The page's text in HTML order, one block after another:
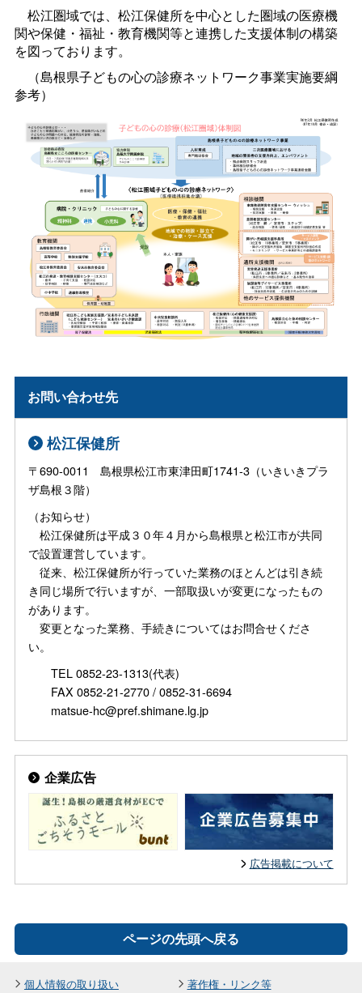
松江圏域では、松江保健所を中心とした圏域の医療機
関や保健・福祉・教育機関等と連携した支援体制の構築
を図っております。
（島根県子どもの心の診療ネットワーク事業実施要綱
参考）
お問い合わせ先
松江保健所
〒690-0011 島根県松江市東津田町1741-3（いきいきプラ
ザ島根３階）
（お知らせ）
松江保健所は平成３０年４月から島根県と松江市が共同
で設置運営しています。
従来、松江保健所が行っていた業務のほとんどは引き続
き同じ場所で行いますが、一部取扱いが変更になったもの
があります。
変更となった業務、手続きについてはお問合せくださ
い。
TEL 0852-23-1313(代表)
FAX 0852-21-2770 / 0852-31-6694
matsue-hc@pref.shimane.lg.jp
企業広告
広告掲載について
ページの先頭へ戻る
個人情報の取り扱い 著作権・リンク等